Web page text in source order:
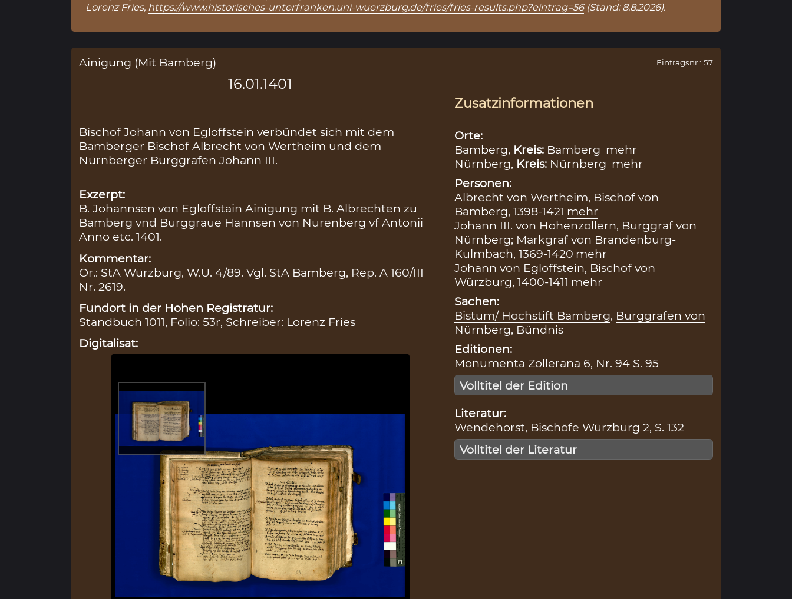
Lorenz Fries, https://www.historisches-unterfranken.uni-wuerzburg.de/fries/fries-results.php?eintrag=56(Stand: 8.8.2026).
Ainigung (Mit Bamberg)
16.01.1401
Bischof Johann von Egloffstein verbündet sich mit dem
Bamberger Bischof Albrecht von Wertheim und dem
Nürnberger Burggrafen Johann III.
Exzerpt:
B. Johannsen von Egloffstain Ainigung mit B. Albrechten zu
Bamberg vnd Burggraue Hannsen von Nurenberg vf Antonii
Anno etc. 1401.
Kommentar:
Or.: StA Würzburg, W.U. 4/89. Vgl. StA Bamberg, Rep. A 160/III
Nr. 2619.
Fundort in der Hohen Registratur:
Standbuch 1011, Folio: 53r, Schreiber: Lorenz Fries
Digitalisat:
Eintragsnr.: 57
Zusatzinformationen
Orte:
Bamberg, Kreis: Bamberg mehr
Nürnberg, Kreis: Nürnberg mehr
Personen:
Albrecht von Wertheim, Bischof von
Bamberg, 1398-1421 mehr
Johann III. von Hohenzollern, Burggraf von
Nürnberg; Markgraf von Brandenburg-
Kulmbach, 1369-1420 mehr
Johann von Egloffstein, Bischof von
Würzburg, 1400-1411 mehr
Sachen:
Bistum/ Hochstift Bamberg, Burggrafen von
Nürnberg, Bündnis
Editionen:
Monumenta Zollerana 6, Nr. 94 S. 95
Volltitel der Edition
Literatur:
Wendehorst, Bischöfe Würzburg 2, S. 132
Volltitel der Literatur